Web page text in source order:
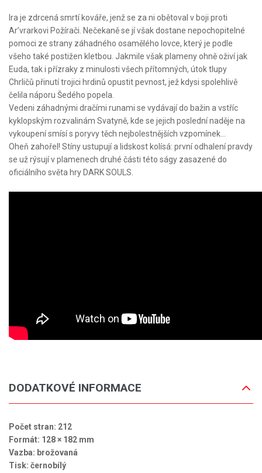
Ira je zdrcená smrtí kováře, jenž se za ni obětoval v boji proti
Ar’vrarkovi Požírači. Nečekaně se jí však dostane nepochopitelné
pomoci ze strany záhadného osamělého lovce, který je podle
všeho také postižen kletbou. Jakmile však plameny ohně oživí jak
Euda, tak i přízraky z minulosti všech přítomných, útok tlupy
Chrličů přinutí trojici hrdinů opustit pevnost, jež kdysi spolehlivě
čelila náporu Šedého popela.
Vedeni záhadnými dračími runami se vydávají do bažin a vstříc
kyklopským rozvalinám Svatyně, kde se jejich poslední naděje na
vykoupení smísí s poryvy těch nejbolestnějších vzpomínek…
Oheň zahořel! Stíny ustupují a lidskost kolísá: první odhalení pravdy
se už rýsují v plamenech druhé části této ságy zasazené do
oficiálního světa hry DARK SOULS.
DODATKOVÉ INFORMACE
Počet stran: 212
Formát: 128 × 182 mm
Vazba: brožovaná
Tisk: černobílý